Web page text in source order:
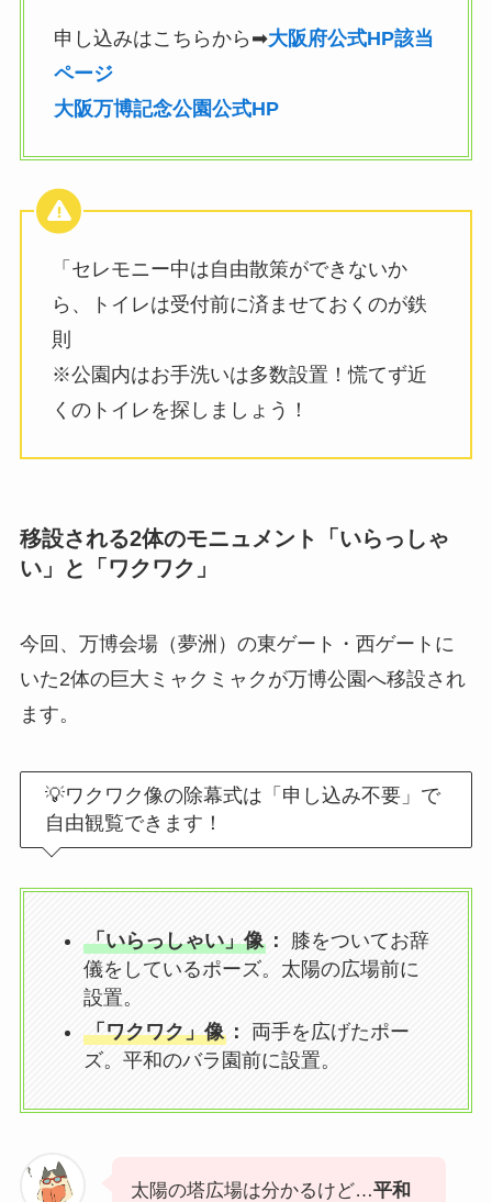
申し込みはこちらから➡大阪府公式HP該当
ページ
大阪万博記念公園公式HP
「セレモニー中は自由散策ができないか
ら、トイレは受付前に済ませておくのが鉄
則
※公園内はお手洗いは多数設置！慌てず近
くのトイレを探しましょう！
移設される2体のモニュメント「いらっしゃ
い」と「ワクワク」
今回、万博会場（夢洲）の東ゲート・西ゲートに
いた2体の巨大ミャクミャクが万博公園へ移設され
ます。
💡ワクワク像の除幕式は「申し込み不要」で
自由観覧できます！
「いらっしゃい」像：
膝をついてお辞
儀をしているポーズ。太陽の広場前に
設置。
「ワクワク」像：
両手を広げたポー
ズ。平和のバラ園前に設置。
太陽の塔広場は分かるけど…平和